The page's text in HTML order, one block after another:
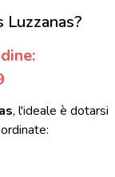
Luzzanas?
, l'ideale è dotarsi